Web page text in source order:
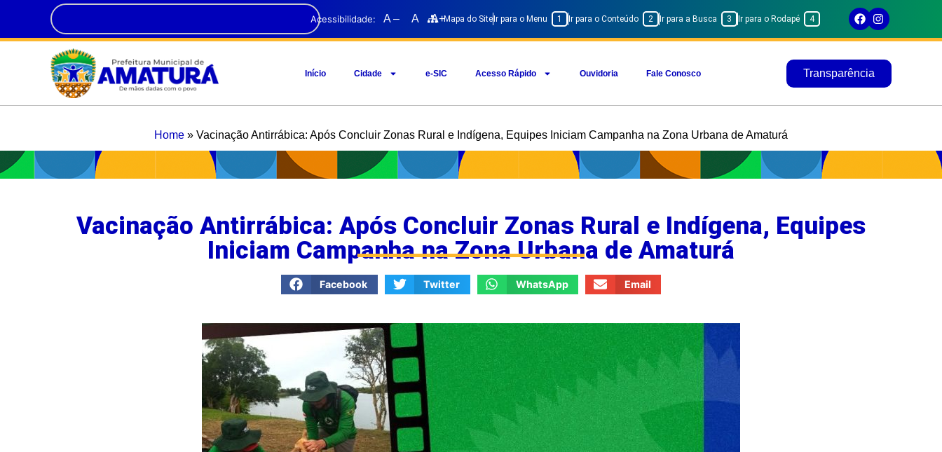
Acessibilidade: A – A A+Mapa do Site Ir para o Menu 1 Ir para o Conteúdo 2 Ir para a Busca 3 Ir para o Rodapé 4
Início Cidade e-SIC Acesso Rápido Ouvidoria Fale Conosco Transparência
Home » Vacinação Antirrábica: Após Concluir Zonas Rural e Indígena, Equipes Iniciam Campanha na Zona Urbana de Amaturá
Vacinação Antirrábica: Após Concluir Zonas Rural e Indígena, Equipes
Iniciam Campanha na Zona Urbana de Amaturá
Facebook Twitter WhatsApp Email